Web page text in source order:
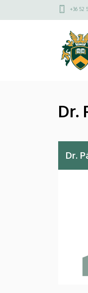
Pázmándi
a
Felső
menü
+36 52
Dr.
Dr.